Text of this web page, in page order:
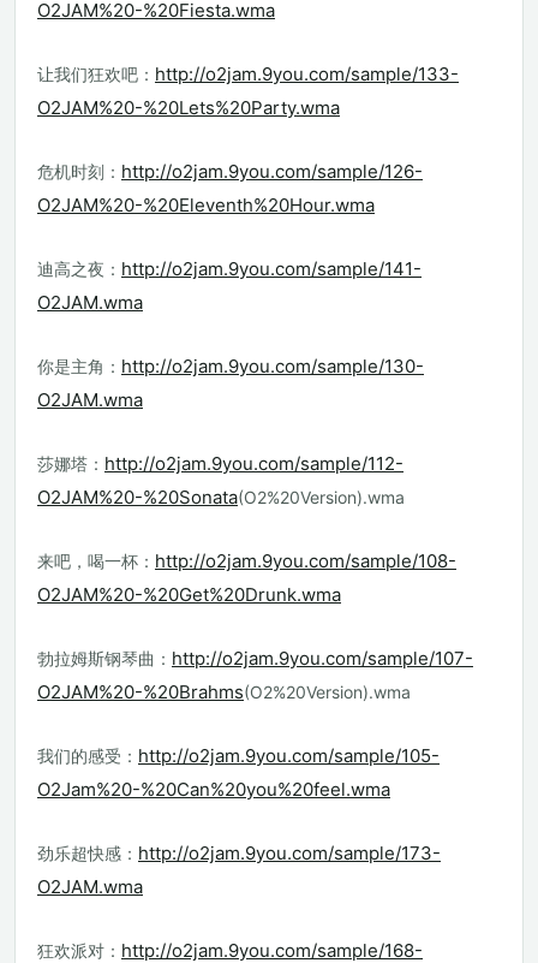
O2JAM%20-%20Fiesta.wma
让我们狂欢吧： http://o2jam.9you.com/sample/133-
O2JAM%20-%20Lets%20Party.wma
危机时刻： http://o2jam.9you.com/sample/126-
O2JAM%20-%20Eleventh%20Hour.wma
迪高之夜： http://o2jam.9you.com/sample/141-
O2JAM.wma
你是主角： http://o2jam.9you.com/sample/130-
O2JAM.wma
莎娜塔： http://o2jam.9you.com/sample/112-
O2JAM%20-%20Sonata(O2%20Version).wma
来吧，喝一杯： http://o2jam.9you.com/sample/108-
O2JAM%20-%20Get%20Drunk.wma
勃拉姆斯钢琴曲： http://o2jam.9you.com/sample/107-
O2JAM%20-%20Brahms(O2%20Version).wma
我们的感受： http://o2jam.9you.com/sample/105-
O2Jam%20-%20Can%20you%20feel.wma
劲乐超快感： http://o2jam.9you.com/sample/173-
O2JAM.wma
狂欢派对： http://o2jam.9you.com/sample/168-